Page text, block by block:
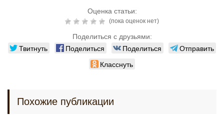
Оценка статьи:
(пока оценок нет)
Поделиться с друзьями:
Твитнуть Поделиться Поделиться
Отправить
Класснуть
Похожие публикации